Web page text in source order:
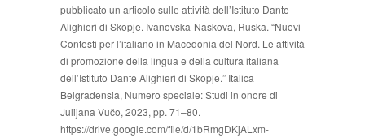
pubblicato un articolo sullе attività dell’Istituto Dante
Alighieri di Skopje. Ivanovska-Naskova, Ruska. “Nuovi
Contesti per l’italiano in Macedonia del Nord. Le attività
di promozione della lingua e della cultura italiana
dell’Istituto Dante Alighieri di Skopje.” Italica
Belgradensia, Numero speciale: Studi in onore di
Julijana Vučo, 2023, pp. 71–80.
https://drive.google.com/file/d/1bRmgDKjALxm-